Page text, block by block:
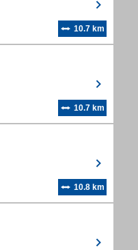
10.7 km
10.7 km
10.8 km